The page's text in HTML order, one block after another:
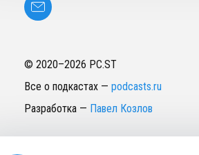
© 2020–2026 PC.ST
Все о подкастах — podcasts.ru
Разработка — Павел Козлов